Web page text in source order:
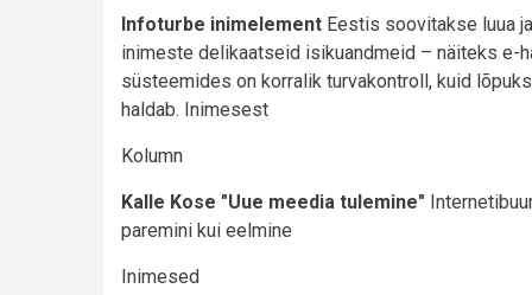
Infoturbe inimelement Eestis soovitakse luua
inimeste delikaatseid isikuandmeid – näiteks e-
süsteemides on korralik turvakontroll, kuid
haldab. Inimesest
Kolumn
Kalle Kose "Uue meedia tulemine"
paremini kui eelmine
Inimesed